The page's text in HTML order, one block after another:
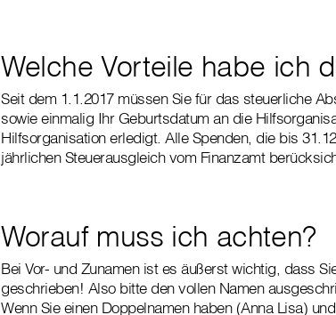
Welche Vorteile habe ich
Seit dem 1.1.2017 müssen Sie für das steuerliche
sowie einmalig Ihr Geburtsdatum an die
Hilfsorganisation erledigt. Alle Spenden, die bis
jährlichen Steuerausgleich vom Finanzamt
Worauf muss ich achten?
Bei Vor- und Zunamen ist es äußerst wichtig, dass
geschrieben! Also bitte den vollen Namen
Wenn Sie einen Doppelnamen haben (Anna Lisa)